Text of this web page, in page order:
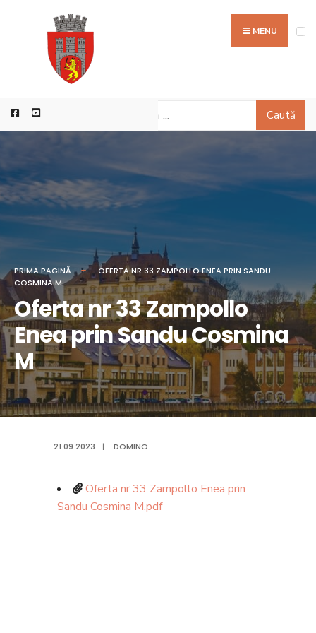
MENU
Caută
PRIMA PAGINĂ
OFERTA NR 33 ZAMPOLLO ENEA PRIN SANDU
COSMINA M
Oferta nr 33 Zampollo
Enea prin Sandu Cosmina
M
21.09.2023 | DOMINO
Oferta nr 33 Zampollo Enea prin
Sandu Cosmina M.pdf